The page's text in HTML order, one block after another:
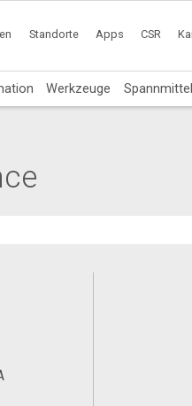
Standorte Apps CSR
Werkzeuge Spannmittel